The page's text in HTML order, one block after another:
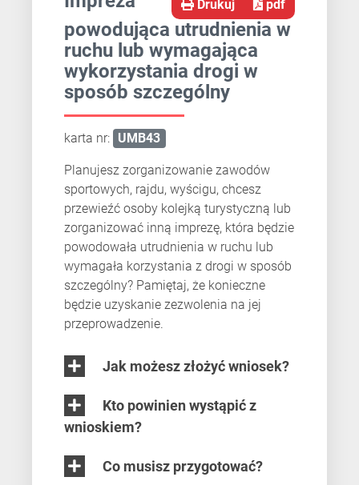
Drukuj pdf
powodująca utrudnienia w
ruchu lub wymagająca
wykorzystania drogi w
sposób szczególny
karta nr: UMB43
Planujesz zorganizowanie zawodów
sportowych, rajdu, wyścigu, chcesz
przewieźć osoby kolejką turystyczną lub
zorganizować inną imprezę, która będzie
powodowała utrudnienia w ruchu lub
wymagała korzystania z drogi w sposób
szczególny? Pamiętaj, że konieczne
będzie uzyskanie zezwolenia na jej
przeprowadzenie.
Jak możesz złożyć wniosek?
wnioskiem?
Co musisz przygotować?